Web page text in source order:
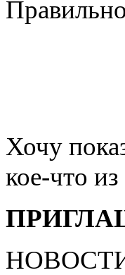
Хочу
кое-что